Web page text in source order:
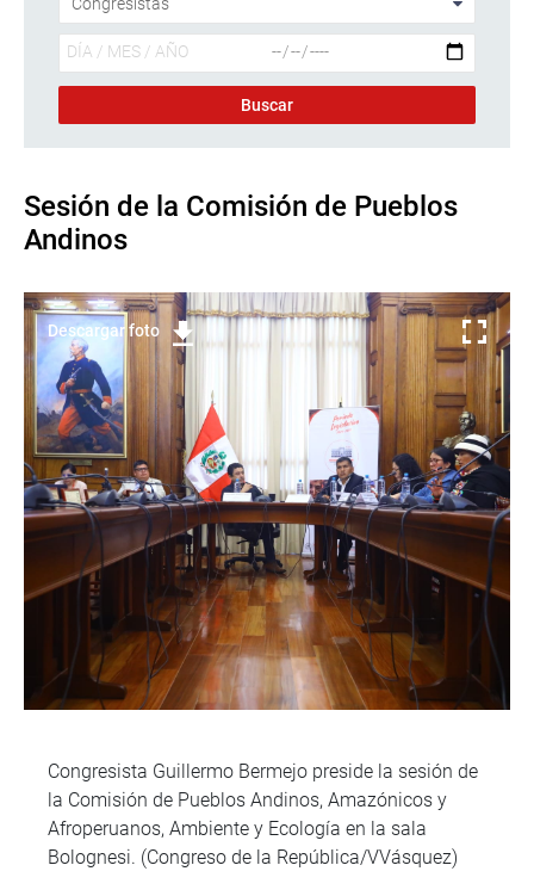
Sesión de la Comisión de Pueblos
Andinos
Descargar foto
Congresista Guillermo Bermejo preside la sesión de
la Comisión de Pueblos Andinos, Amazónicos y
Afroperuanos, Ambiente y Ecología en la sala
Bolognesi. (Congreso de la República/VVásquez)